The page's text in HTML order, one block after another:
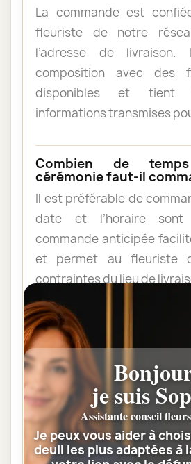
La commande est
fleuriste de notre
l’adresse de
composition avec des
disponibles et tient
informations transmises
Combien de
cérémonie faut-il
Il est préférable de
date et l’horaire sont
commande anticipée
et permet au fleuriste
contraintes du lieu de
Les fleurs peuvent-
au domicile de la famille ?
Oui. Une composition de
peut être livrée au domicile
la cérémonie. Vérifiez
quelqu’un pourra
je suis
Assistante conseil
Je peux vous aider à
deuil les plus adaptées à